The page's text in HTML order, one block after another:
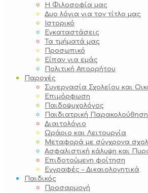
Η Φιλοσοφία μας
Δυο λόγια για τον τίτλο μας
Ιστορικό
Εγκαταστάσεις
Τα τμήματά μας
Προσωπικό
Είπαν για εμάς
Πολιτική Απορρήτου
Παροχές
Συνεργασία Σχολείου και
Επιμόρφωση
Παιδοψυχολόγος
Παιδιατρική Παρακολούθηση
Διαιτολόγιο
Ωράριο και Λειτουργία
Μεταφορά με σύγχρονα
Ασφαλιστική κάλυψη και
Επιδοτούμενη φοίτηση
Εγγραφές – Δικαιολογητικά
Παιδικός
Προσαρμογή